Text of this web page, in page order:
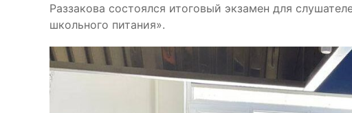
Раззакова состоялся итоговый экзамен для
школьного питания».